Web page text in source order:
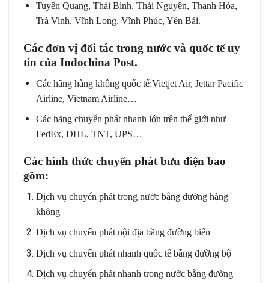
Tuyên Quang, Thái Bình, Thái Nguyên, Thanh Hóa,
Trà Vinh, Vĩnh Long, Vĩnh Phúc, Yên Bái.
Các đơn vị đối tác trong nước và quốc tế uy
tín của Indochina Post.
Các hãng hàng không quốc tế:Vietjet Air, Jettar Pacific
Airline, Vietnam Airline…
Các hãng chuyển phát nhanh lớn trên thế giới như
FedEx, DHL, TNT, UPS…
Các hình thức chuyển phát bưu điện bao
gồm:
Dịch vụ chuyển phát trong nước bằng đường hàng
không
Dịch vụ chuyển phát nội địa bằng đường biển
Dịch vụ chuyển phát nhanh quốc tế bằng đường bộ
Dịch vụ chuyển phát nhanh trong nước bằng đường